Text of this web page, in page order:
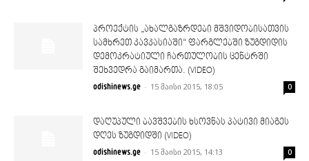
პროექტის „ახალგაზრდები მშვიდობისათვის
სამხრეთ კავკასიაში“ ფარგლებში ზუგდიდის
დემოკრატიული ჩართულობის ცენტრში
შეხვედრა გაიმართა. (VIDEO)
odishinews.ge - 15 მაისი 2015, 18:05 0
დაღუპული ბავშვების ხსოვნას პატივი მიაგეს
დღეს ზუგდიდში (VIDEO)
odishinews.ge - 15 მაისი 2015, 14:13 0